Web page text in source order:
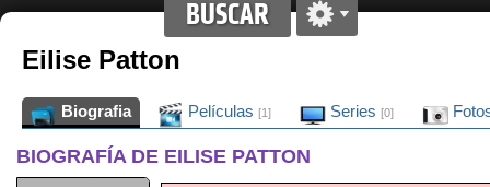
Eilise Patton
Biografia Películas [1] Series [0]
BIOGRAFÍA DE EILISE PATTON